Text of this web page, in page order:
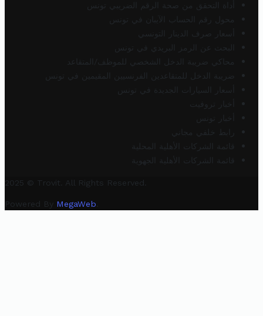
أداة التحقق من صحة الرقم الضريبي تونس
محول رقم الحساب الآيبان في تونس
أسعار صرف الدينار التونسي
البحث عن الرمز البريدي في تونس
محاكي ضريبة الدخل الشخصي للموظف/المتقاعد
ضريبة الدخل للمتقاعدين الفرنسيين المقيمين في تونس
أسعار السيارات الجديدة في تونس
أخبار تروفيت
أخبار تونس
رابط خلفي مجاني
قائمة الشركات الأهلية المحلية
قائمة الشركات الأهلية الجهوية
2025 © Trovit. All Rights Reserved.
Powered By MegaWeb